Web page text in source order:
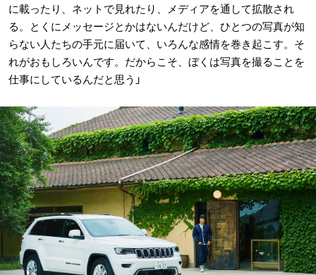
に載ったり、ネットで見れたり、メディアを通して拡散され
る。とくにメッセージとかはないんだけど、ひとつの写真が知
らない人たちの手元に届いて、いろんな感情を巻き起こす。そ
れがおもしろいんです。だからこそ、ぼくは写真を撮ることを
仕事にしているんだと思う」